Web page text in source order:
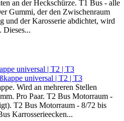
an der Heckschürze. T1 Bus - alle
Gummi, der den Zwischenraum
und der Karosserie abdichtet, wird
Dieses...
universal | T2 | T3
Wird an mehreren Stellen
Pro Paar. T2 Bus Motorraum -
T2 Bus Motorraum - 8/72 bis
Karrosserieecken...